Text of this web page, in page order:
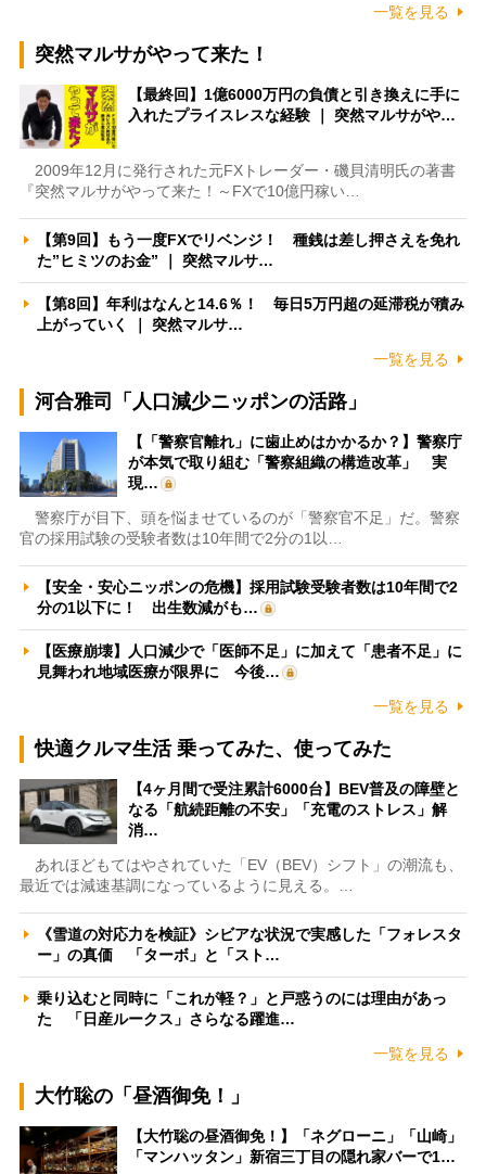
一覧を見る
突然マルサがやって来た！
【最終回】1億6000万円の負債と引き換えに手に
入れたプライスレスな経験 ｜ 突然マルサがや…
2009年12月に発行された元FXトレーダー・磯貝清明氏の著書
『突然マルサがやって来た！～FXで10億円稼い…
【第9回】もう一度FXでリベンジ！ 種銭は差し押さえを免れ
た”ヒミツのお金” ｜ 突然マルサ…
【第8回】年利はなんと14.6％！ 毎日5万円超の延滞税が積み
上がっていく ｜ 突然マルサ…
一覧を見る
河合雅司「人口減少ニッポンの活路」
【「警察官離れ」に歯止めはかかるか？】警察庁
が本気で取り組む「警察組織の構造改革」 実
現…
警察庁が目下、頭を悩ませているのが「警察官不足」だ。警察
官の採用試験の受験者数は10年間で2分の1以…
【安全・安心ニッポンの危機】採用試験受験者数は10年間で2
分の1以下に！ 出生数減がも…
【医療崩壊】人口減少で「医師不足」に加えて「患者不足」に
見舞われ地域医療が限界に 今後…
一覧を見る
快適クルマ生活 乗ってみた、使ってみた
【4ヶ月間で受注累計6000台】BEV普及の障壁と
なる「航続距離の不安」「充電のストレス」解
消…
あれほどもてはやされていた「EV（BEV）シフト」の潮流も、
最近では減速基調になっているように見える。…
《雪道の対応力を検証》シビアな状況で実感した「フォレスタ
ー」の真価 「ターボ」と「スト…
乗り込むと同時に「これが軽？」と戸惑うのには理由があっ
た 「日産ルークス」さらなる躍進…
一覧を見る
大竹聡の「昼酒御免！」
【大竹聡の昼酒御免！】「ネグローニ」「山崎」
「マンハッタン」新宿三丁目の隠れ家バーで1…